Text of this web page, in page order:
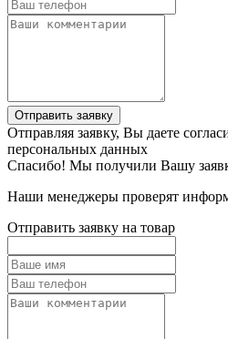
Отправить заявку
Отправляя заявку, Вы даете
персональных данных
Спасибо! Мы получили Вашу
Наши менеджеры проверят
Отправить заявку на товар